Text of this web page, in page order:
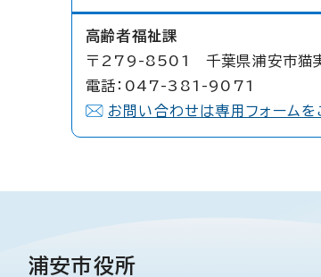
高齢者福祉課
〒279-8501 千葉県浦安市猫実
電話：047-381-9071
お問い合わせは専用フォームを
浦安市役所